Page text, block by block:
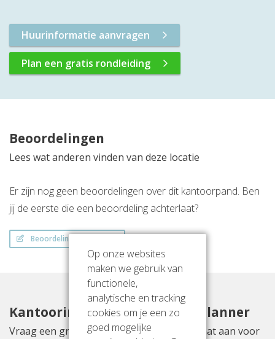
Huurinformatie aanvragen
Plan een gratis rondleiding
Beoordelingen
Lees wat anderen vinden van deze locatie
Er zijn nog geen beoordelingen over dit kantoorpand. Ben
jij de eerste die een beoordeling achterlaat?
Beoordeling schrijven
Kantoorinrichting met Officeplanner
Vraag een gratis inrichtingsvoorstel op maat aan voor
Op onze websites
maken we gebruik van
functionele,
analytische en tracking
cookies om je een zo
goed mogelijke